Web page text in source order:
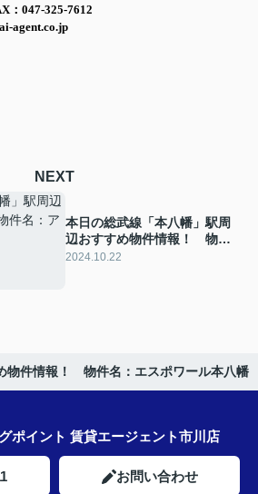
：047-325-7612
agent.co.jp
NEXT
本日の総武線「本八幡」駅周
辺おすすめ物件情報！ 物件
名：アクシス八幡
2024.10.22
物件情報！ 物件名：エスポワール本八幡
ポイント 賃貸エージェント市川店
お問い合わせ